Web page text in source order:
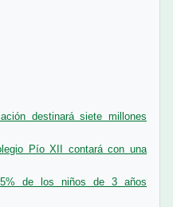
destinará siete millones
Pío XII contará con una
de los niños de 3 años